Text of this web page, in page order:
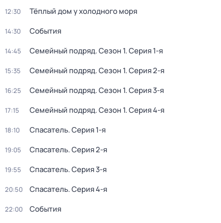
12:30 Тёплый дом у холодного моря
14:30 События
14:45 Семейный подряд. Сезон 1. Серия 1-я
15:35 Семейный подряд. Сезон 1. Серия 2-я
16:25 Семейный подряд. Сезон 1. Серия 3-я
17:15 Семейный подряд. Сезон 1. Серия 4-я
18:10 Спасатель. Серия 1-я
19:05 Спасатель. Серия 2-я
19:55 Спасатель. Серия 3-я
20:50 Спасатель. Серия 4-я
22:00 События